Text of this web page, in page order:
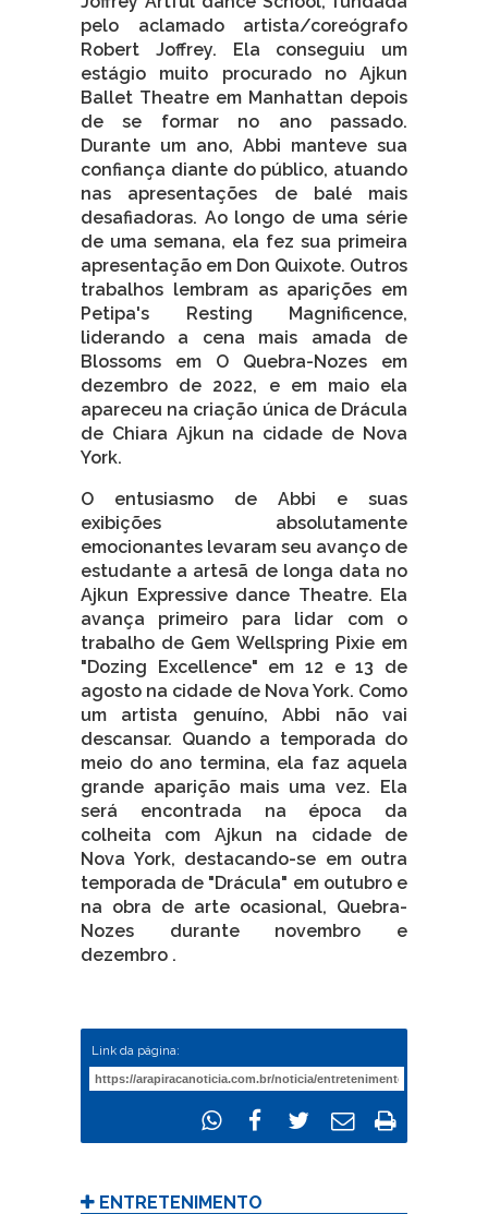
pelo aclamado artista/coreógrafo
Robert Joffrey. Ela conseguiu um
estágio muito procurado no Ajkun
Ballet Theatre em Manhattan depois
de se formar no ano passado.
Durante um ano, Abbi manteve sua
confiança diante do público, atuando
nas apresentações de balé mais
desafiadoras. Ao longo de uma série
de uma semana, ela fez sua primeira
apresentação em Don Quixote. Outros
trabalhos lembram as aparições em
Petipa's Resting Magnificence,
liderando a cena mais amada de
Blossoms em O Quebra-Nozes em
dezembro de 2022, e em maio ela
apareceu na criação única de Drácula
de Chiara Ajkun na cidade de Nova
York.
O entusiasmo de Abbi e suas
exibições absolutamente
emocionantes levaram seu avanço de
estudante a artesã de longa data no
Ajkun Expressive dance Theatre. Ela
avança primeiro para lidar com o
trabalho de Gem Wellspring Pixie em
"Dozing Excellence" em 12 e 13 de
agosto na cidade de Nova York. Como
um artista genuíno, Abbi não vai
descansar. Quando a temporada do
meio do ano termina, ela faz aquela
grande aparição mais uma vez. Ela
será encontrada na época da
colheita com Ajkun na cidade de
Nova York, destacando-se em outra
temporada de "Drácula" em outubro e
na obra de arte ocasional, Quebra-
Nozes durante novembro e
dezembro .
Link da página:
ENTRETENIMENTO